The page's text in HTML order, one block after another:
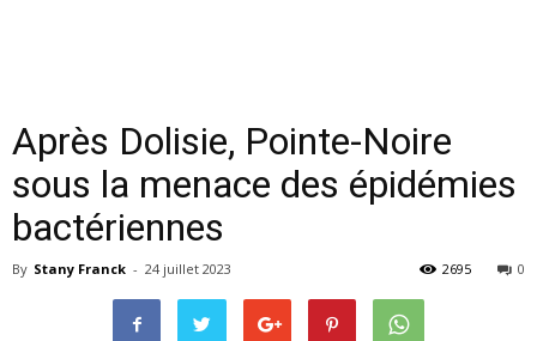
Après Dolisie, Pointe-Noire
sous la menace des épidémies
bactériennes
By Stany Franck - 24 juillet 2023 0
2695